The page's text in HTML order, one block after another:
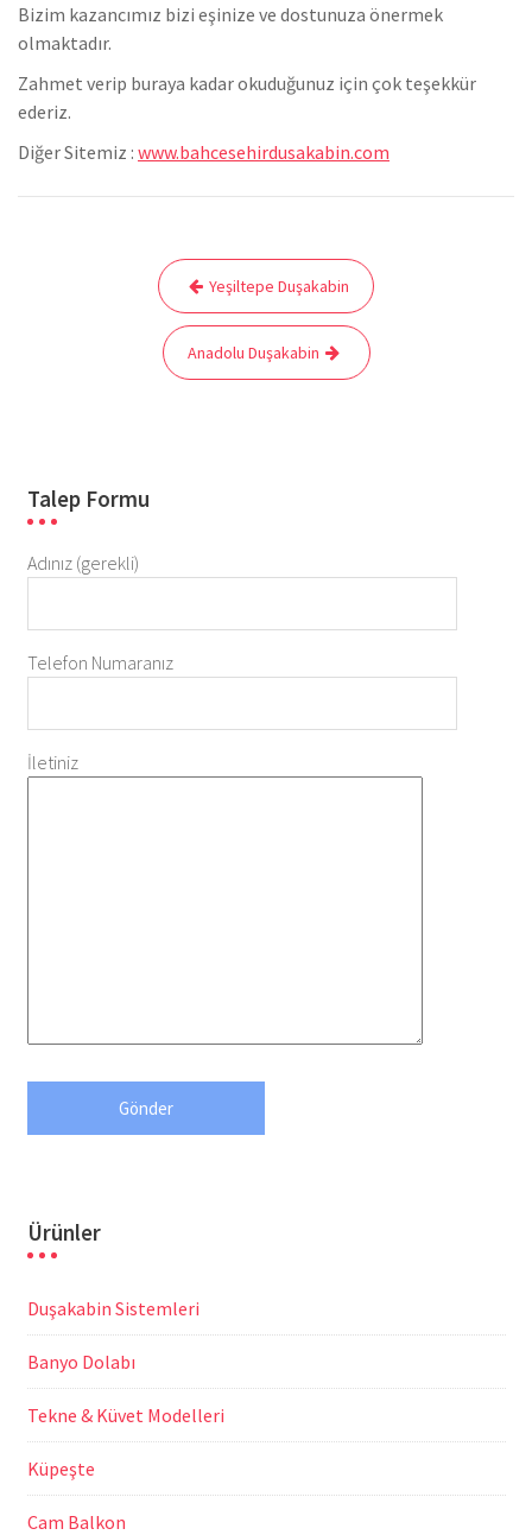
Bizim kazancımız bizi eşinize ve dostunuza önermek
olmaktadır.
Zahmet verip buraya kadar okuduğunuz için çok teşekkür
ederiz.
Diğer Sitemiz : www.bahcesehirdusakabin.com
Yeşiltepe Duşakabin
Anadolu Duşakabin
Talep Formu
Adınız (gerekli)
Telefon Numaranız
İletiniz
Ürünler
Duşakabin Sistemleri
Banyo Dolabı
Tekne & Küvet Modelleri
Küpeşte
Cam Balkon